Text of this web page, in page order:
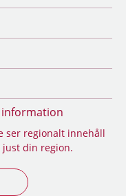
information
ser regionalt innehåll
din region.